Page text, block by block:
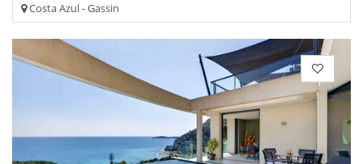
Costa Azul - Gassin